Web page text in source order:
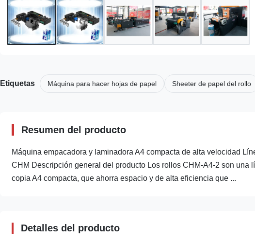
Etiquetas Máquina para hacer hojas de papel Sheeter de papel del rollo
Resumen del producto
Máquina empacadora y laminadora A4 compacta de alta velocidad
CHM Descripción general del producto Los rollos CHM-A4-2 son
copia A4 compacta, que ahorra espacio y de alta eficiencia que ...
Detalles del producto